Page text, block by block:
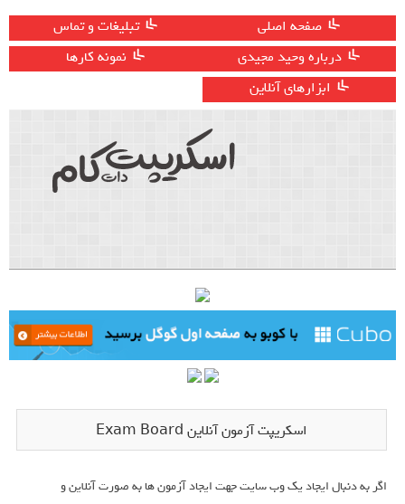
صفحه اصلی
تبلیغات و تماس
درباره وحید مجیدی
نمونه کارها
ابزارهای آنلاین
اسکریپت آزمون آنلاین Exam Board
اگر به دنبال ایجاد یک وب سایت جهت ایجاد آزمون ها به صورت آنلاین و